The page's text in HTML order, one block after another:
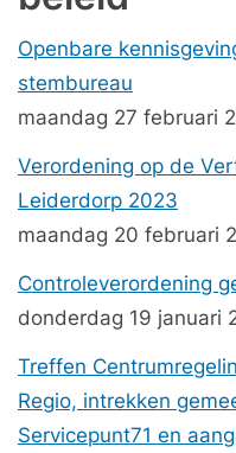
Openbare
stembureau
maandag 27 februari
Verordening op de
Leiderdorp 2023
maandag 20 februari
Controleverordening
donderdag 19 januari
Treffen
Regio, intrekken
Servicepunt71 en